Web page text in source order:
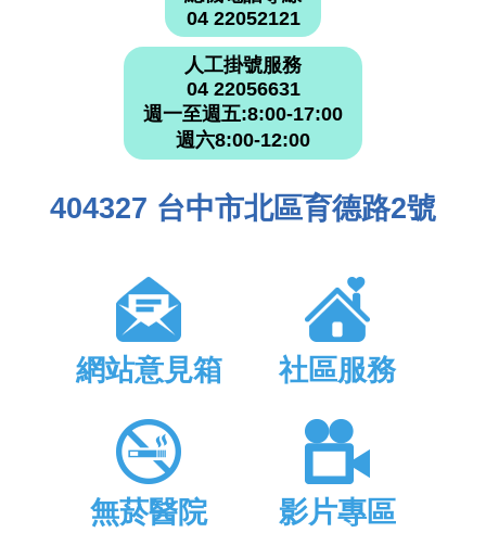
04 22052121
人工掛號服務
04 22056631
週一至週五:8:00-17:00
週六8:00-12:00
404327 台中市北區育德路2號
網站意見箱 社區服務
無菸醫院 影片專區